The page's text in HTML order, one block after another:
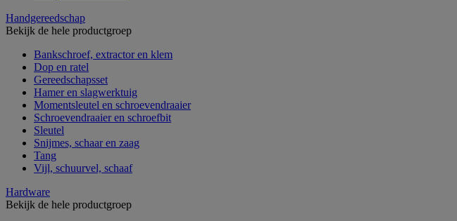
Handgereedschap
Bekijk de hele productgroep
Bankschroef, extractor en klem
Dop en ratel
Gereedschapsset
Hamer en slagwerktuig
Momentsleutel en schroevendraaier
Schroevendraaier en schroefbit
Sleutel
Snijmes, schaar en zaag
Tang
Vijl, schuurvel, schaaf
Hardware
Bekijk de hele productgroep